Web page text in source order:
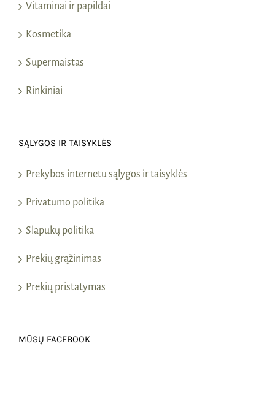
Vitaminai ir papildai
Kosmetika
Supermaistas
Rinkiniai
SĄLYGOS IR TAISYKLĖS
Prekybos internetu sąlygos ir taisyklės
Privatumo politika
Slapukų politika
Prekių grąžinimas
Prekių pristatymas
MŪSŲ FACEBOOK